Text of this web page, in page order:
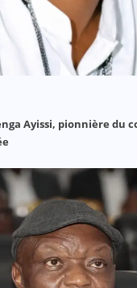
Ayissi, pionnière du